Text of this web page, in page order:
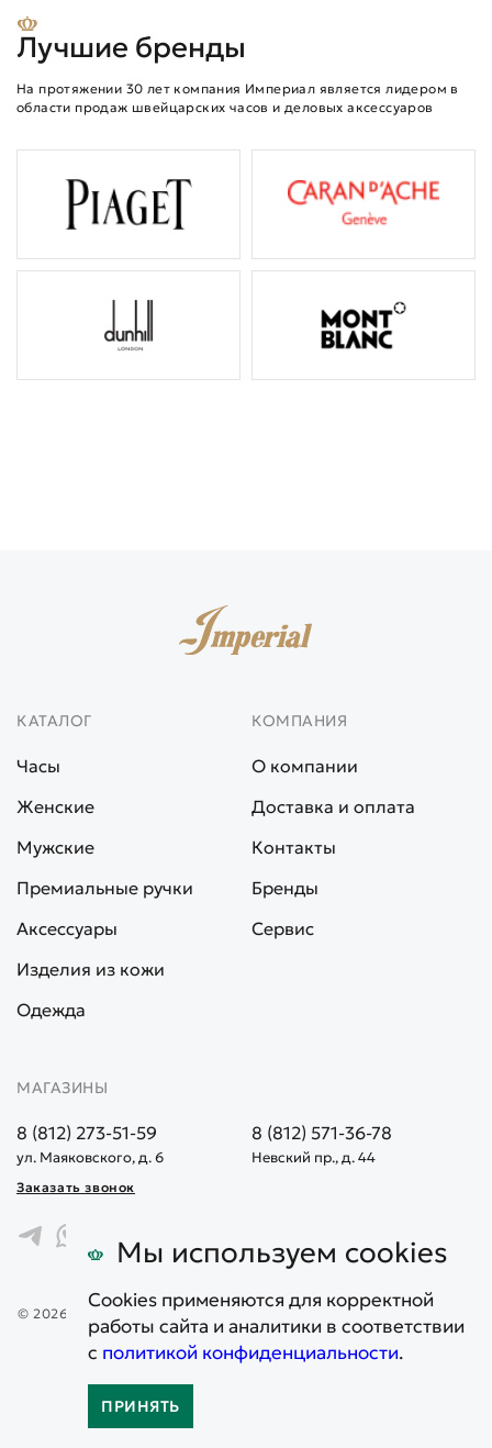
Лучшие бренды
На протяжении 30 лет компания Империал является лидером в
области продаж швейцарских часов и деловых аксессуаров
© 2026. Все права защищены. Информация, представленная на
сайте, не является публичной офертой
Карта сайта
Политика конфиденциальности
КАТАЛОГ
Часы
Женские
Мужские
Премиальные ручки
Аксессуары
Изделия из кожи
Одежда
КОМПАНИЯ
О компании
Доставка и оплата
Контакты
Бренды
Сервис
МАГАЗИНЫ
8 (812) 273-51-59
ул. Маяковского, д. 6
8 (812) 571-36-78
Невский пр., д. 44
Заказать звонок
Мы используем cookies
Cookies применяются для корректной
работы сайта и аналитики в соответствии
с политикой конфиденциальности.
ПРИНЯТЬ